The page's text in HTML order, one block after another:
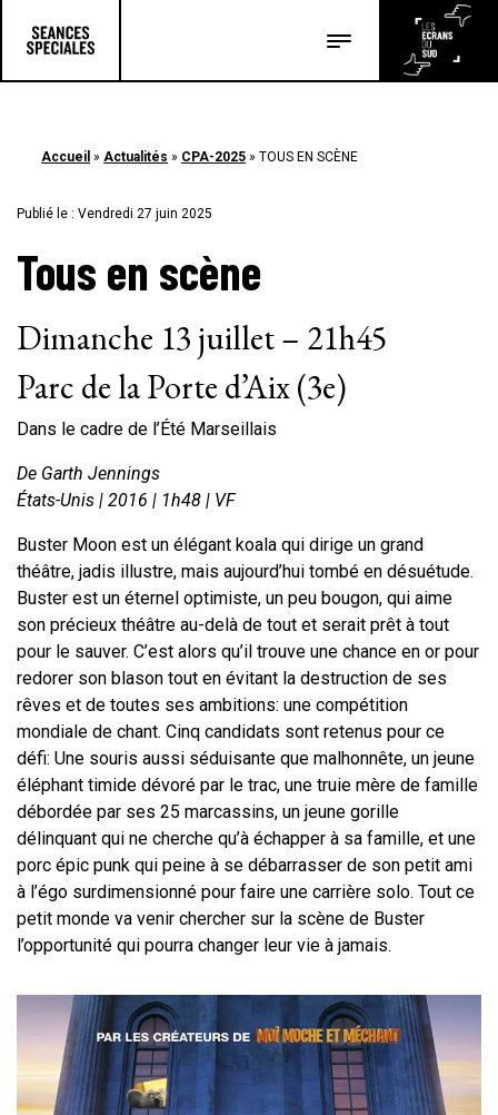
Accueil »Actualités » CPA-2025 »TOUS EN SCÈNE
Publié le : Vendredi 27 juin 2025
Tous en scène
Dimanche 13 juillet – 21h45
Parc de la Porte d’Aix (3e)
Dans le cadre de l’Été Marseillais
De Garth Jennings
États-Unis | 2016 | 1h48 | VF
Buster Moon est un élégant koala qui dirige un grand
théâtre, jadis illustre, mais aujourd’hui tombé en désuétude.
Buster est un éternel optimiste, un peu bougon, qui aime
son précieux théâtre au-delà de tout et serait prêt à tout
pour le sauver. C’est alors qu’il trouve une chance en or pour
redorer son blason tout en évitant la destruction de ses
rêves et de toutes ses ambitions: une compétition
mondiale de chant. Cinq candidats sont retenus pour ce
défi: Une souris aussi séduisante que malhonnête, un jeune
éléphant timide dévoré par le trac, une truie mère de famille
débordée par ses 25 marcassins, un jeune gorille
délinquant qui ne cherche qu’à échapper à sa famille, et une
porc épic punk qui peine à se débarrasser de son petit ami
à l’égo surdimensionné pour faire une carrière solo. Tout ce
petit monde va venir chercher sur la scène de Buster
l’opportunité qui pourra changer leur vie à jamais.